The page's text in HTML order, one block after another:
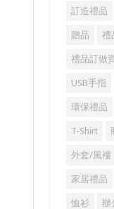
好，老客
訂造禮品
贈品 禮
禮品訂做
USB手指
環保禮品
T-Shirt
外套/風褸
家居禮品
恤衫 辦